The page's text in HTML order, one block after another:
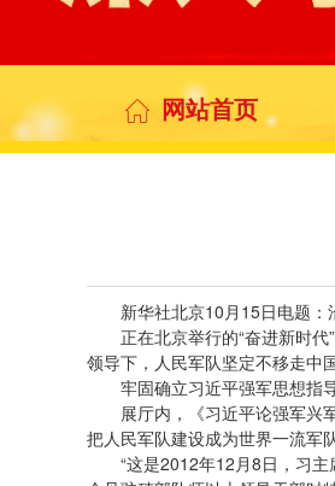
网站首页
新华社北京10月15日电题
正在北京举行的“奋进新时
领导下，人民军队坚定不移走中
牢固确立习近平强军思想指
展厅内，《习近平论强军兴
把人民军队建设成为世界一流军队
“这是2012年12月8日，习